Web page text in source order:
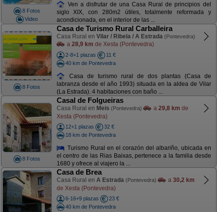
8 Fotos
Video
Ven a disfrutar de una Casa Rural de principios del
siglo XIX, con 280m2 útiles, totalmente reformada y
acondicionada, en el interior de las ...
8 Fotos
Casa de Turismo Rural Carballeira
Casa Rural en Vilar / Ribela / A Estrada (Pontevedra)
a 28,9 km de Xesta (Pontevedra)
2-8+1 plazas
11 €
40 km de Pontevedra
Casa de turismo rural de dos plantas (Casa de
labranza desde el año 1993) situada en la aldea de Vilar
(La Estrada). 4 habitaciones con baño ...
8 Fotos
Casal de Folgueiras
Casa Rural en Meis (Pontevedra) a 29,8 km de
Xesta (Pontevedra)
12+1 plazas
32 €
18 km de Pontevedra
Turismo Rural en el corazón del albariño, ubicada en
el centro de las Rias Baixas, pertenece a la familia desde
1680 y ofrece al viajero la ...
Casa de Brea
Casa Rural en A Estrada (Pontevedra) a 30,2 km
de Xesta (Pontevedra)
6-16+9 plazas
23 €
40 km de Pontevedra